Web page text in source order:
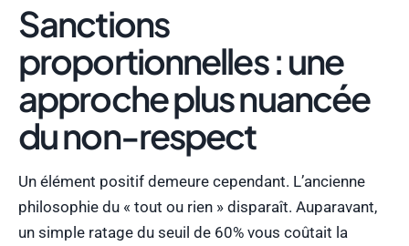
Sanctions
proportionnelles : une
approche plus nuancée
du non-respect
Un élément positif demeure cependant. L’ancienne
philosophie du « tout ou rien » disparaît. Auparavant,
un simple ratage du seuil de 60% vous coûtait la